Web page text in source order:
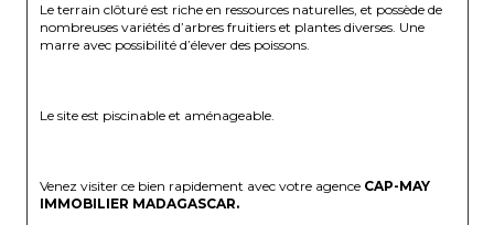
Le terrain clôturé est riche en ressources naturelles, et possède de
nombreuses variétés d’arbres fruitiers et plantes diverses. Une
marre avec possibilité d’élever des poissons.
Le site est piscinable et aménageable.
Venez visiter ce bien rapidement avec votre agence CAP-MAY
IMMOBILIER MADAGASCAR.